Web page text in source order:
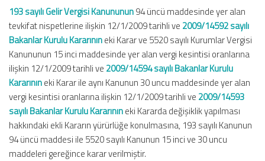
193 sayılı Gelir Vergisi Kanununun94 üncü maddesinde yer alan
tevkifat nispetlerine ilişkin 12/1/2009 tarihli ve 2009/14592 sayılı
Bakanlar Kurulu Kararınıneki Karar ve 5520 sayılı Kurumlar Vergisi
Kanununun 15 inci maddesinde yer alan vergi kesintisi oranlarına
ilişkin 12/1/2009 tarihli ve 2009/14594 sayılı Bakanlar Kurulu
Kararınıneki Karar ile aynı Kanunun 30 uncu maddesinde yer alan
vergi kesintisi oranlarına ilişkin 12/1/2009 tarihli ve 2009/14593
sayılı Bakanlar Kurulu Kararınıneki Kararda değişiklik yapılması
hakkındaki ekli Kararın yürürlüğe konulmasına, 193 sayılı Kanunun
94 üncü maddesi ile 5520 sayılı Kanunun 15 inci ve 30 uncu
maddeleri gereğince karar verilmiştir.